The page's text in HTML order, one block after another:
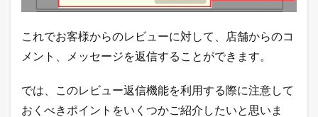
これでお客様からのレビューに対して、店舗からのコ
メント、メッセージを返信することができます。
では、このレビュー返信機能を利用する際に注意して
おくべきポイントをいくつかご紹介したいと思いま